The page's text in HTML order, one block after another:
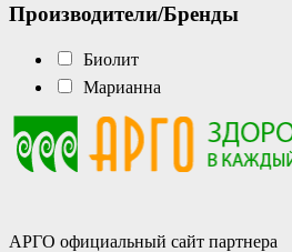
Производители/Бренды
Биолит
Марианна
АРГО официальный сайт партнера